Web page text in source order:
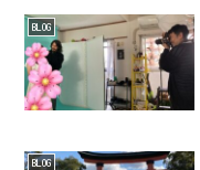
BLOG
BLOG